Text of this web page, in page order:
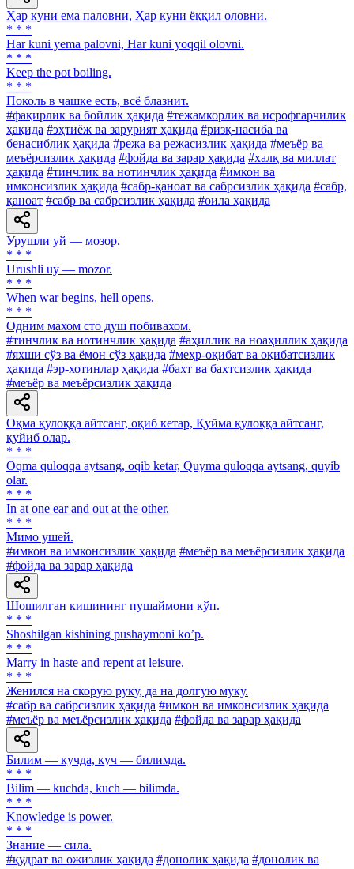
Ҳар куни ема паловни, Ҳар куни ёққил оловни.
* * *
Har kuni yema palovni, Har kuni yoqqil olovni.
* * *
Keep the pot boiling.
* * *
Поколь в чашке есть, всё блазнит.
#фақирлик ва бойлик ҳақида #тежамкорлик ва исрофгарчилик
ҳақида #эҳтиёж ва зарурият ҳақида #ризқ-насиба ва
бенасиблик ҳақида #режа ва режасизлик ҳақида #меъёр ва
меъёрсизлик ҳақида #фойда ва зарар ҳақида #халқ ва миллат
ҳақида #тинчлик ва нотинчлик ҳақида #имкон ва
имконсизлик ҳақида #сабр-қаноат ва сабрсизлик ҳақида #сабр,
қаноат #сабр ва сабрсизлик ҳақида #оила ҳақида
Урушли уй — мозор.
* * *
Urushli uy — mozor.
* * *
When war begins, hell opens.
* * *
Одним махом сто душ побивахом.
#тинчлик ва нотинчлик ҳақида #аҳиллик ва ноаҳиллик ҳақида
#яхши сўз ва ёмон сўз ҳақида #меҳр-оқибат ва оқибатсизлик
ҳақида #эр-хотинлар ҳақида #бахт ва бахтсизлик ҳақида
#меъёр ва меъёрсизлик ҳақида
Оқма қулоққа айтсанг, оқиб кетар, Қуйма қулоққа айтсанг,
қуйиб олар.
* * *
Oqma quloqqa aytsang, oqib ketar, Quyma quloqqa aytsang, quyib
olar.
* * *
In at one ear and out at the other.
* * *
Мимо ушей.
#имкон ва имконсизлик ҳақида #меъёр ва меъёрсизлик ҳақида
#фойда ва зарар ҳақида
Шошилган кишининг пушаймони кўп.
* * *
Shoshilgan kishining pushaymoni koʼp.
* * *
Marry in haste and repent at leisure.
* * *
Женился на скорую руку, да на долгую муку.
#сабр ва сабрсизлик ҳақида #имкон ва имконсизлик ҳақида
#меъёр ва меъёрсизлик ҳақида #фойда ва зарар ҳақида
Билим — кучда, куч — билимда.
* * *
Bilim — kuchda, kuch — bilimda.
* * *
Knowledge is power.
* * *
Знание — сила.
#қудрат ва ожизлик ҳақида #донолик ҳақида #донолик ва